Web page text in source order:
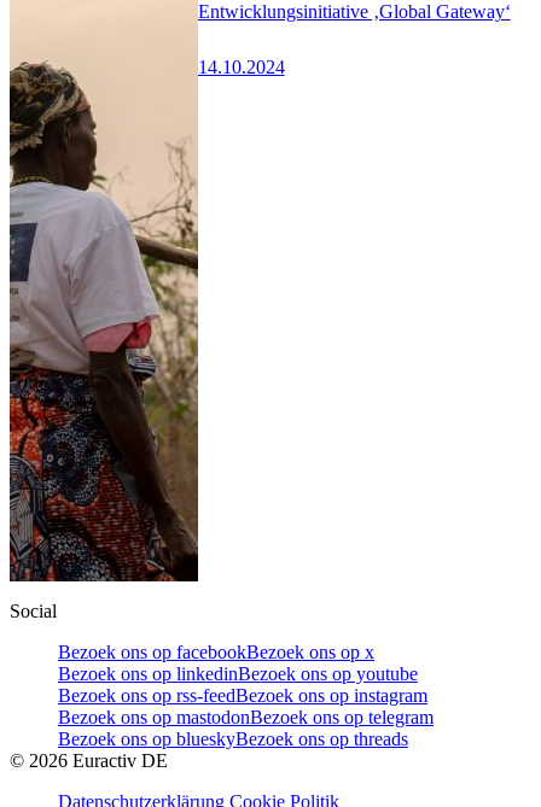
Entwicklungsinitiative ‚Global Gateway‘
14.10.2024
Social
Bezoek ons op facebookBezoek ons op x
Bezoek ons op linkedinBezoek ons op youtube
Bezoek ons op rss-feedBezoek ons op instagram
Bezoek ons op mastodonBezoek ons op telegram
Bezoek ons op blueskyBezoek ons op threads
© 2026 Euractiv DE
Datenschutzerklärung Cookie Politik